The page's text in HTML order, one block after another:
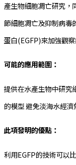
產生物細胞凋亡研究
節細胞凋亡及抑制病毒
蛋白(EGFP)來加強觀
可能的應用範圍：
提供在水產生物中研究
的模型 避免淡海水經
此項發明的優點：
利用EGFP的技術可以